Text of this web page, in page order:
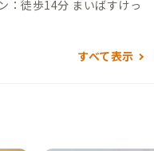
般道10分）→到着 ▼
：徒歩14分 まいばすけっ
すべて表示